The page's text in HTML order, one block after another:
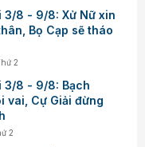
3/8 - 9/8: Xử Nữ xin
Bọ Cạp sẽ tháo
2
3/8 - 9/8: Bạch
vai, Cự Giải đừng
2